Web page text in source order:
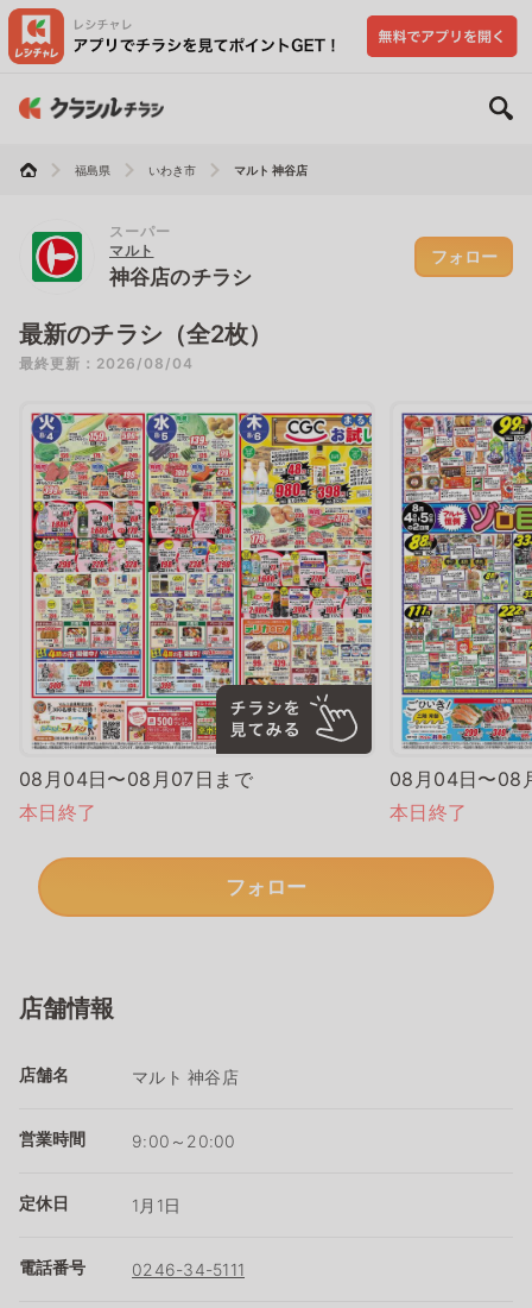
福島県 いわき市 マルト 神谷店
スーパー
マルト
神谷店のチラシ
フォロー
最新のチラシ（全2枚）
最終更新：2026/08/04
08月04日〜08月07日まで
本日終了
08月04日〜08
本日終了
フォロー
店舗情報
店舗名 マルト 神谷店
営業時間 9:00～20:00
定休日 1月1日
電話番号 0246-34-5111